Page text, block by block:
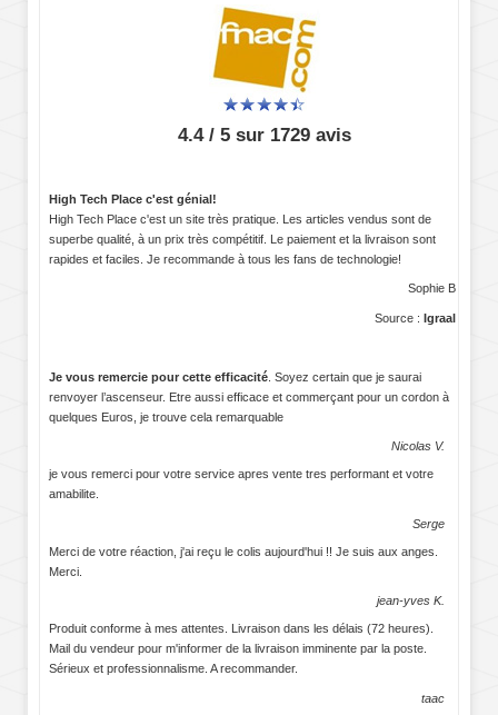
4.4 / 5 sur 1729 avis
High Tech Place c'est génial!
High Tech Place c'est un site très pratique. Les articles vendus sont de
superbe qualité, à un prix très compétitif. Le paiement et la livraison sont
rapides et faciles. Je recommande à tous les fans de technologie!
Sophie B
Source : Igraal
Je vous remercie pour cette efficacité . Soyez certain que je saurai
renvoyer l’ascenseur. Etre aussi efficace et commerçant pour un cordon à
quelques Euros, je trouve cela remarquable
Nicolas V.
je vous remerci pour votre service apres vente tres performant et votre
amabilite.
Serge
Merci de votre réaction, j'ai reçu le colis aujourd'hui !! Je suis aux anges.
Merci.
jean-yves K.
Produit conforme à mes attentes. Livraison dans les délais (72 heures).
Mail du vendeur pour m'informer de la livraison imminente par la poste.
Sérieux et professionnalisme. A recommander.
taac